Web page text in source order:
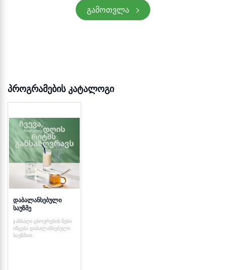
გამოთვლა
პროგრამების კატალოგი
დაბალანსებული
საუზმე
ჯანსაღი ცხოვრების წესი
იწყება დაბალანსებული
საუზმით.